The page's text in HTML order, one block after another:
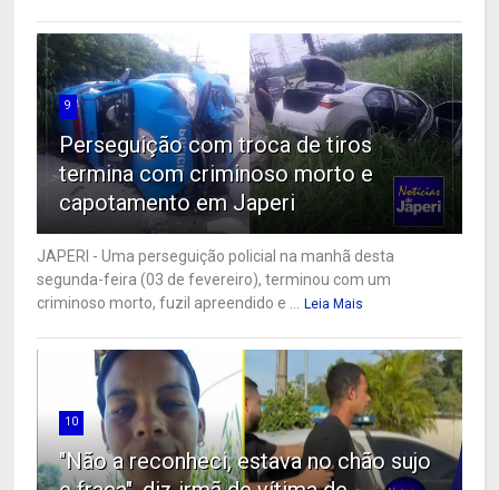
9
Perseguição com troca de tiros
termina com criminoso morto e
capotamento em Japeri
JAPERI - Uma perseguição policial na manhã desta
segunda-feira (03 de fevereiro), terminou com um
criminoso morto, fuzil apreendido e ... Leia Mais
10
"Não a reconheci, estava no chão sujo